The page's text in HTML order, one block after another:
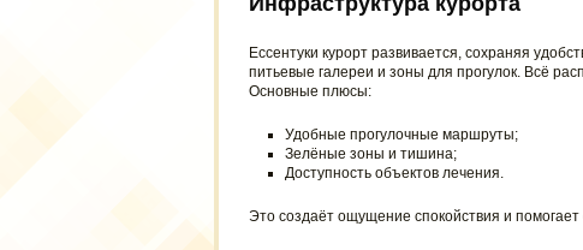
Ессентуки курорт развивается, сохраняя
питьевые галереи и зоны для прогулок. Всё
Основные плюсы:
Удобные прогулочные маршруты;
Зелёные зоны и тишина;
Доступность объектов лечения.
Это создаёт ощущение спокойствия и